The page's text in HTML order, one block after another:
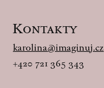
Kontakty
karolina@imaginuj.cz
+420 721 365 343